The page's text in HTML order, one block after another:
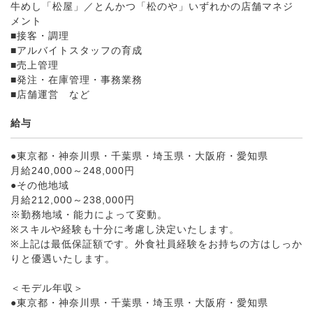
牛めし「松屋」／とんかつ「松のや」いずれかの店舗マネジ
メント
■接客・調理
■アルバイトスタッフの育成
■売上管理
■発注・在庫管理・事務業務
■店舗運営 など
給与
●東京都・神奈川県・千葉県・埼玉県・大阪府・愛知県
月給240,000～248,000円
●その他地域
月給212,000～238,000円
※勤務地域・能力によって変動。
※スキルや経験も十分に考慮し決定いたします。
※上記は最低保証額です。外食社員経験をお持ちの方はしっか
りと優遇いたします。
＜モデル年収＞
●東京都・神奈川県・千葉県・埼玉県・大阪府・愛知県